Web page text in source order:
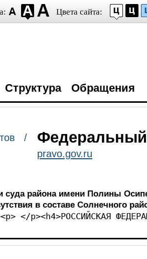
Цвета сайта:
Структура Обращения
/ Федеральный
pravo.gov.ru
суда района имени Полины
в составе Солнечного
</p><h4>РОССИЙСКАЯ